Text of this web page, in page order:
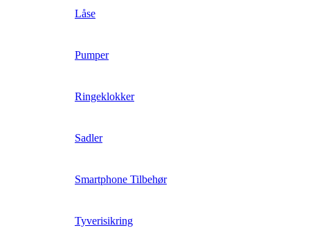
Låse
Pumper
Ringeklokker
Sadler
Smartphone Tilbehør
Tyverisikring